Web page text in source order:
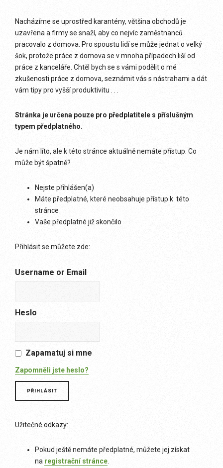
Nacházíme se uprostřed karantény, většina obchodů je
uzavřena a firmy se snaží, aby co nejvíc zaměstnanců
pracovalo z domova. Pro spoustu lidí se může jednat o velký
šok, protože práce z domova se v mnoha případech liší od
práce z kanceláře. Chtěl bych se s vámi podělit o mé
zkušenosti práce z domova, seznámit vás s nástrahami a dát
vám tipy pro vyšší produktivitu . . .
Stránka je určena pouze pro předplatitele s příslušným
typem předplatného.
Je nám líto, ale k této stránce aktuálně nemáte přístup. Co
může být špatně?
Nejste přihlášen(a)
Máte předplatné, které neobsahuje přístup k této
stránce
Vaše předplatné již skončilo
Přihlásit se můžete zde:
Username or Email
Heslo
Zapamatuj si mne
Zapomněli jste heslo?
Užitečné odkazy:
Pokud ještě nemáte předplatné, můžete jej získat
na registrační stránce